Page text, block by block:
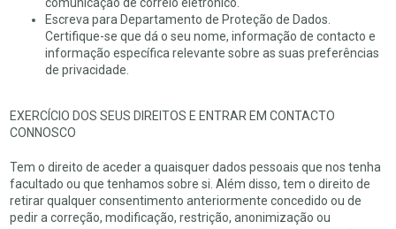
Escreva para Departamento de Proteção de Dados.
Certifique-se que dá o seu nome, informação de contacto e
informação específica relevante sobre as suas preferências
de privacidade.
EXERCÍCIO DOS SEUS DIREITOS E ENTRAR EM CONTACTO
CONNOSCO
Tem o direito de aceder a quaisquer dados pessoais que nos tenha
facultado ou que tenhamos sobre si. Além disso, tem o direito de
retirar qualquer consentimento anteriormente concedido ou de
pedir a correção, modificação, restrição, anonimização ou